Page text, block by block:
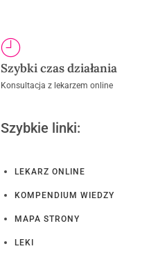
Szybki czas działania
Konsultacja z lekarzem online
Szybkie linki:
LEKARZ ONLINE
KOMPENDIUM WIEDZY
MAPA STRONY
LEKI